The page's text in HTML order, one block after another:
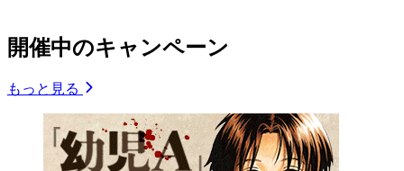
開催中のキャンペーン
もっと見る